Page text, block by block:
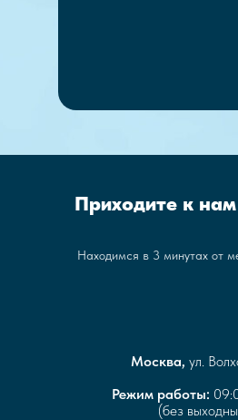
Приходите к
Находимся в 3 минутах от
Москва, ул.
Режим работы:
(без